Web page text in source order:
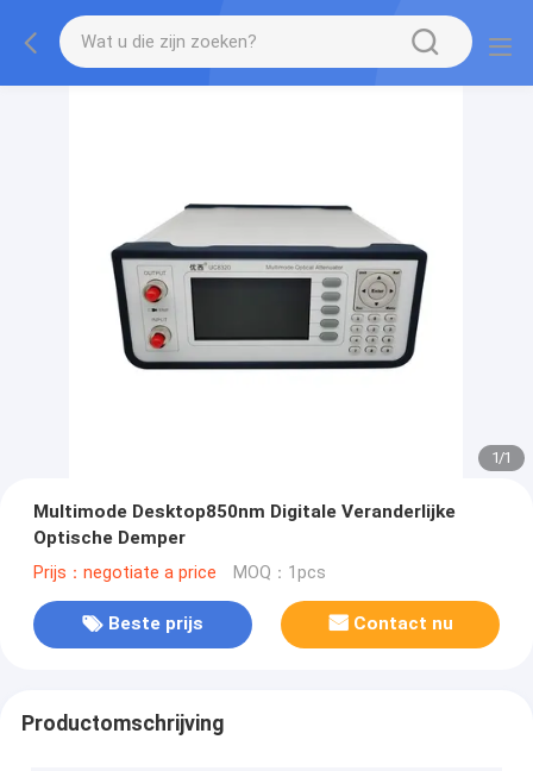
1/1
Multimode Desktop850nm Digitale Veranderlijke
Optische Demper
Prijs：negotiate a price MOQ：1pcs
Beste prijs Contact nu
Productomschrijving